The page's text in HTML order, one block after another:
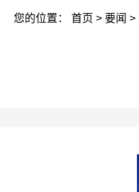
您的位置： 首页 > 要闻 >